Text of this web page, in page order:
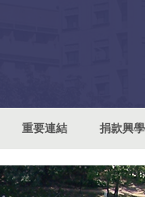
重要連結 捐款興學